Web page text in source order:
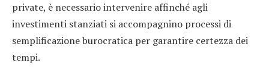
private, è necessario intervenire affinché agli
investimenti stanziati si accompagnino processi di
semplificazione burocratica per garantire certezza dei
tempi.